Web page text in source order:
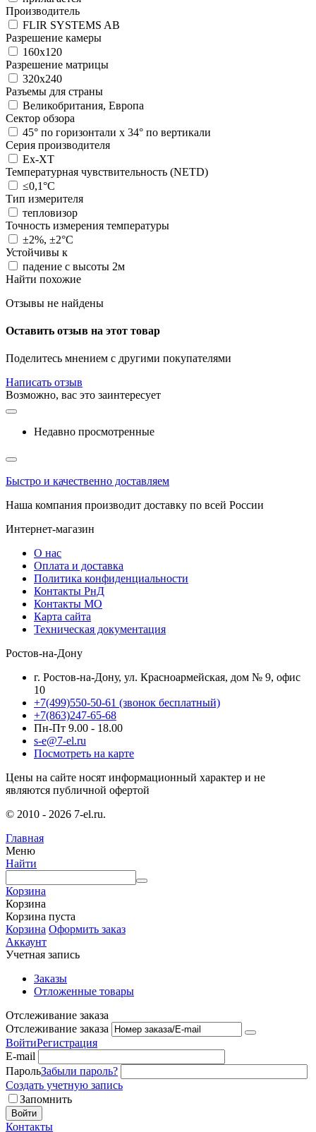
Производитель
FLIR SYSTEMS AB
Разрешение камеры
160x120
Разрешение матрицы
320x240
Разъемы для страны
Великобритания, Европа
Сектор обзора
45° по горизонтали x 34° по вертикали
Серия производителя
Ex-XT
Температурная чувствительность (NETD)
≤0,1°C
Тип измерителя
тепловизор
Точность измерения температуры
±2%, ±2°C
Устойчивы к
падение с высоты 2м
Найти похожие
Отзывы не найдены
Оставить отзыв на этот товар
Поделитесь мнением с другими покупателями
Написать отзыв
Возможно, вас это заинтересует
Недавно просмотренные
Быстро и качественно доставляем
Наша компания производит доставку по всей России
Интернет-магазин
О нас
Оплата и доставка
Политика конфиденциальности
Контакты РнД
Контакты МО
Карта сайта
Техническая документация
Ростов-на-Дону
г. Ростов-на-Дону, ул. Красноармейская, дом № 9, офис
10
+7(499)550-50-61 (звонок бесплатный)
+7(863)247-65-68
Пн-Пт 9.00 - 18.00
s-e@7-el.ru
Посмотреть на карте
Цены на сайте носят информационный характер и не
являются публичной офертой
© 2010 - 2026 7-el.ru.
Главная
Меню
Найти
Корзина
Корзина
Корзина пуста
Корзина Оформить заказ
Аккаунт
Учетная запись
Заказы
Отложенные товары
Отслеживание заказа
Отслеживание заказа
ВойтиРегистрация
E-mail
ПарольЗабыли пароль?
Создать учетную запись
Запомнить
Войти
Контакты